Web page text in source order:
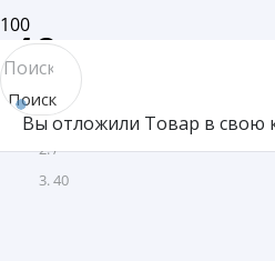
Поиск
товара
Вы отложили Товар в свою
40
Товар Толщина (мм)
/
40